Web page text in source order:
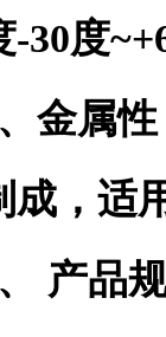
-30度
金属
成，适
产品